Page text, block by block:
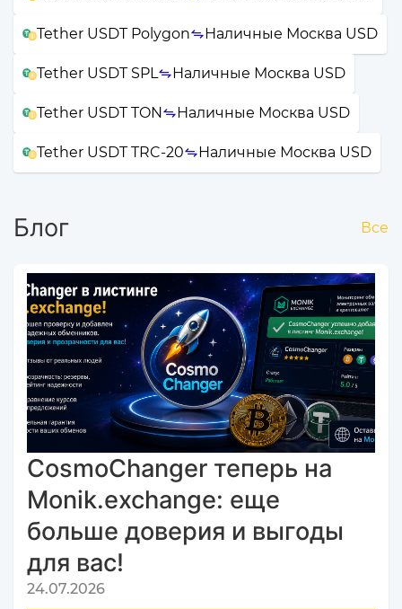
Tether USDT Polygon Наличные Москва USD
Tether USDT SPL Наличные Москва USD
Tether USDT TON Наличные Москва USD
Tether USDT TRC-20 Наличные Москва USD
Блог Все
CosmoChanger теперь на
Monik.exchange: еще
больше доверия и выгоды
для вас!
24.07.2026